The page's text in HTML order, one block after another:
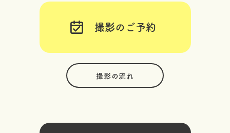
撮影のご予約
撮影の流れ